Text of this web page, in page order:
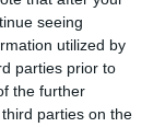
seeing
utilized by
parties prior to
the further
parties on the